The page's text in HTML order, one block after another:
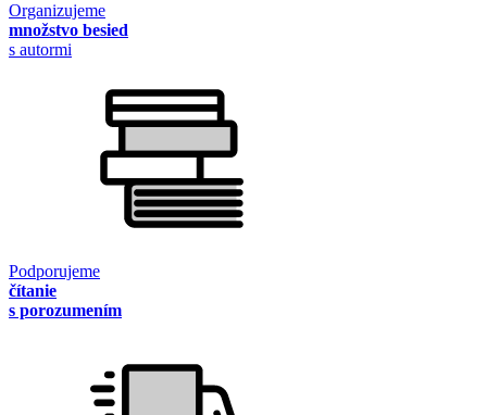
Organizujeme
množstvo besied
s autormi
Podporujeme
čítanie
s porozumením